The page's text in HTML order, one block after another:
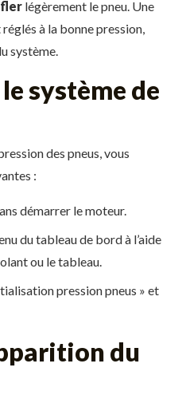
légèrement le pneu. Une
à la bonne pression,
système.
système de
des pneus, vous
:
démarrer le moteur.
du tableau de bord à l’aide
ou le tableau.
pression pneus » et
du